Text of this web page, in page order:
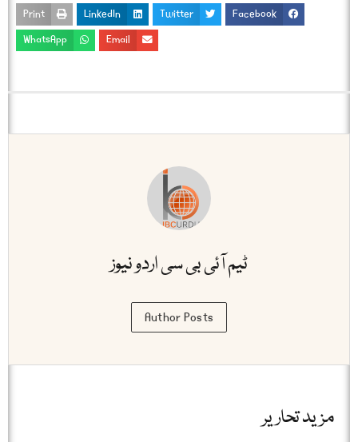
Facebook
Twitter
LinkedIn
Print
Email
WhatsApp
ٹیم آئی بی سی اردو نیوز
Author Posts
مزید تحاریر